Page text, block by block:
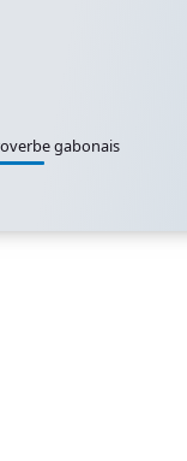
gabonais